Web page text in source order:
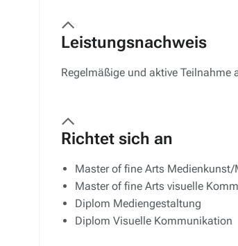
Leistungsnachweis
Regelmäßige und aktive
Richtet sich an
Master of fine Arts
Master of fine Arts visuelle
Diplom Mediengestaltung
Diplom Visuelle Kommunikation